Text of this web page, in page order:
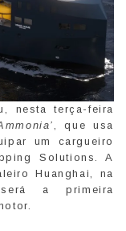
nesta terça-feira
, que usa
um cargueiro
Solutions. A
Huanghai, na
a primeira